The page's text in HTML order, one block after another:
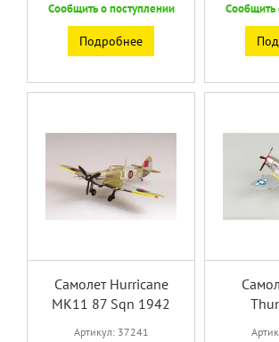
Сообщить о поступлении
Подробнее
Сообщить
Самолет Hurricane
MK11 87 Sqn 1942
Артикул: 37241